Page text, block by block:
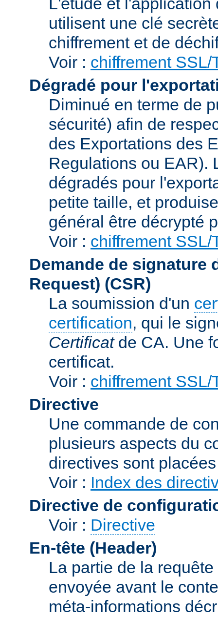
utilisent une clé
chiffrement et de
Voir : chiffrement SSL/
Dégradé pour
Diminué en terme de
sécurité) afin de
des Exportations des
Regulations ou EAR).
dégradés pour
petite taille, et
général être décrypté
Voir : chiffrement SSL/
Demande de signature
Request) (CSR)
La soumission d'un
certification, qui le
Certificatde CA. Une
certificat.
Voir : chiffrement SSL/
Directive
Une commande de
plusieurs aspects du
directives sont
Voir : Index des
Directive de
Voir : Directive
En-tête (Header)
La partie de la
envoyée avant le
méta-informations